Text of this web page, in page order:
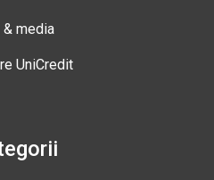
media
UniCredit